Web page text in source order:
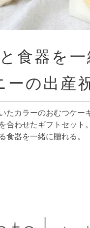
食器を一
ーの出産
たカラーのおむつケー
合わせたギフトセット。
食器を一緒に贈れる。